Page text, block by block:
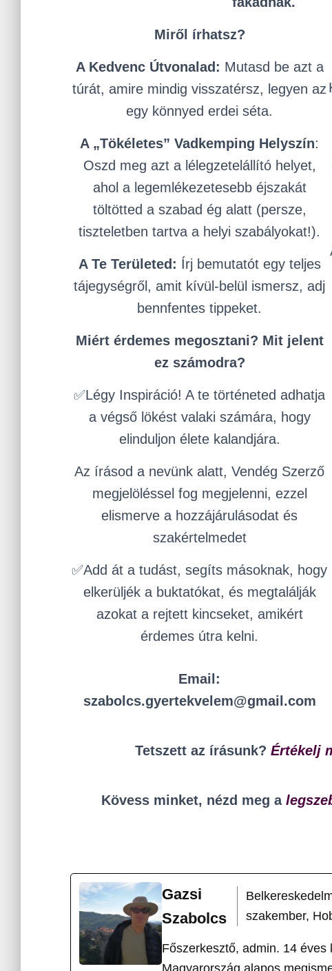
Miről írhatsz?
A Kedvenc Útvonalad: Mutasd be azt a
túrát, amire mindig visszatérsz, legyen az
egy könnyed erdei séta.
A „Tökéletes” Vadkemping Helyszín:
Oszd meg azt a lélegzetelállító helyet,
ahol a legemlékezetesebb éjszakát
töltötted a szabad ég alatt (persze,
tiszteletben tartva a helyi szabályokat!).
A Te Területed: Írj bemutatót egy teljes
tájegységről, amit kívül-belül ismersz, adj
bennfentes tippeket.
Miért érdemes megosztani? Mit jelent
ez számodra?
✅Légy Inspiráció! A te történeted adhatja
a végső lökést valaki számára, hogy
elinduljon élete kalandjára.
Az írásod a nevünk alatt, Vendég Szerző
megjelöléssel fog megjelenni, ezzel
elismerve a hozzájárulásodat és
szakértelmedet
✅Add át a tudást, segíts másoknak, hogy
elkerüljék a buktatókat, és megtalálják
azokat a rejtett kincseket, amikért
érdemes útra kelni.
Email:
szabolcs.gyertekvelem@gmail.com
Tetszett az írásunk? Értékelj
Kövess minket, nézd meg a
Gazsi
Szabolcs
szakember,
Főszerkesztő, admin. 14
Magyarország alapos